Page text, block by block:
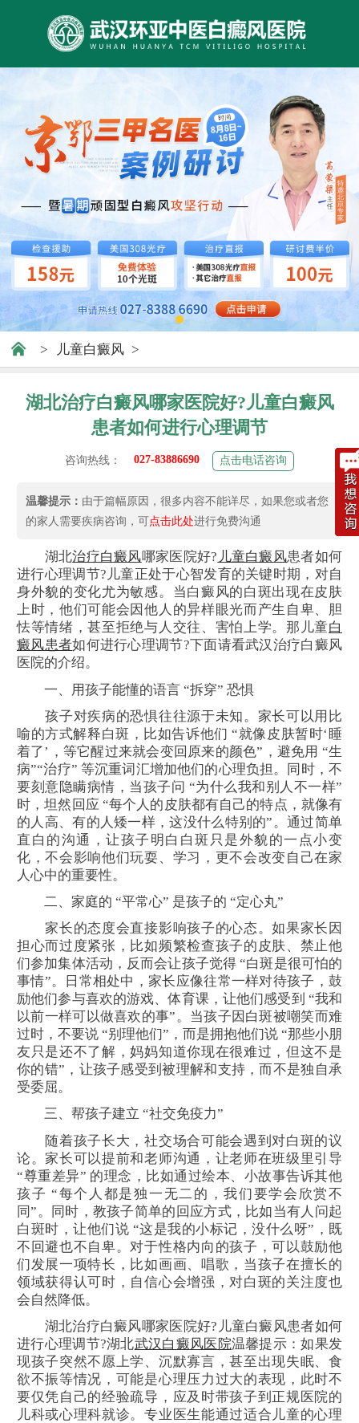
> 儿童白癜风 >
湖北治疗白癜风哪家医院好?儿童白癜风
患者如何进行心理调节
咨询热线： 027-83886690 点击电话咨询
温馨提示： 由于篇幅原因，很多内容不能详尽，如果您或者您
的家人需要疾病咨询，可点击此处进行免费沟通
湖北治疗白癜风哪家医院好? 儿童白癜风患者如何
进行心理调节?儿童正处于心智发育的关键时期，对自
身外貌的变化尤为敏感。当白癜风的白斑出现在皮肤
上时，他们可能会因他人的异样眼光而产生自卑、胆
怯等情绪，甚至拒绝与人交往、害怕上学。那儿童白
癜风患者如何进行心理调节?下面请看武汉治疗白癜风
医院的介绍。
一、用孩子能懂的语言 “拆穿” 恐惧
孩子对疾病的恐惧往往源于未知。家长可以用比
喻的方式解释白斑，比如告诉他们 “就像皮肤暂时‘睡
着了’，等它醒过来就会变回原来的颜色”，避免用 “生
病”“治疗” 等沉重词汇增加他们的心理负担。同时，不
要刻意隐瞒病情，当孩子问 “为什么我和别人不一样”
时，坦然回应 “每个人的皮肤都有自己的特点，就像有
的人高、有的人矮一样，这没什么特别的”。通过简单
直白的沟通，让孩子明白白斑只是外貌的一点小变
化，不会影响他们玩耍、学习，更不会改变自己在家
人心中的重要性。
二、家庭的 “平常心” 是孩子的 “定心丸”
家长的态度会直接影响孩子的心态。如果家长因
担心而过度紧张，比如频繁检查孩子的皮肤、禁止他
们参加集体活动，反而会让孩子觉得 “白斑是很可怕的
事情”。日常相处中，家长应像往常一样对待孩子，鼓
励他们参与喜欢的游戏、体育课，让他们感受到 “我和
以前一样可以做喜欢的事”。当孩子因白斑被嘲笑而难
过时，不要说 “别理他们”，而是拥抱他们说 “那些小朋
友只是还不了解，妈妈知道你现在很难过，但这不是
你的错”，让孩子感受到被理解和支持，而不是独自承
受委屈。
三、帮孩子建立 “社交免疫力”
随着孩子长大，社交场合可能会遇到对白斑的议
论。家长可以提前和老师沟通，让老师在班级里引导
“尊重差异” 的理念，比如通过绘本、小故事告诉其他
孩子 “每个人都是独一无二的，我们要学会欣赏不
同”。同时，教孩子简单的回应方式，比如当有人问起
白斑时，让他们说 “这是我的小标记，没什么呀”，既
不回避也不自卑。对于性格内向的孩子，可以鼓励他
们发展一项特长，比如画画、唱歌，当孩子在擅长的
领域获得认可时，自信心会增强，对白斑的关注度也
会自然降低。
湖北治疗白癜风哪家医院好?儿童白癜风患者如何
进行心理调节?湖北武汉白癜风医院温馨提示：如果发
现孩子突然不愿上学、沉默寡言，甚至出现失眠、食
欲不振等情况，可能是心理压力过大的表现，此时不
要仅凭自己的经验疏导，应及时带孩子到正规医院的
儿科或心理科就诊。专业医生能通过适合儿童的心理